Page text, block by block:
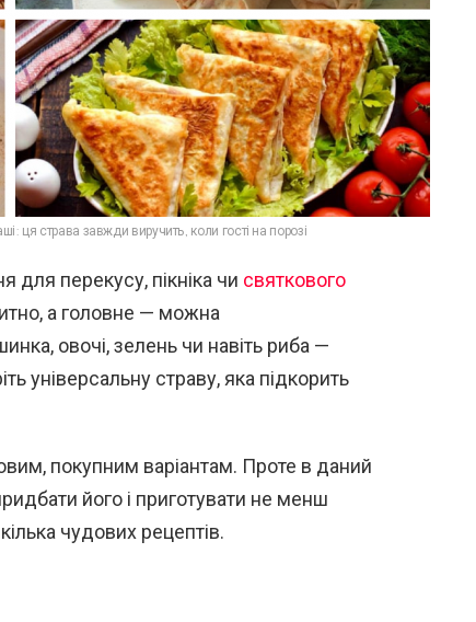
ця страва завжди виручить, коли гості на порозі
для перекусу, пікніка чи святкового
а головне — можна
овочі, зелень чи навіть риба —
універсальну страву, яка підкорить
покупним варіантам. Проте в даний
його і приготувати не менш
чудових рецептів.